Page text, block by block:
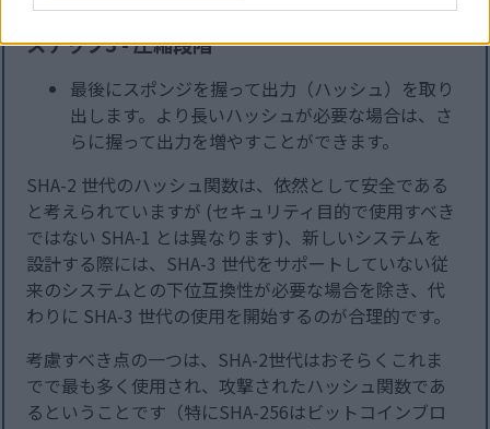
ステップ3 - 圧縮段階
最後にスポンジを握って出力（ハッシュ）を取り
出します。より長いハッシュが必要な場合は、さ
らに握って出力を増やすことができます。
SHA-2 世代のハッシュ関数は、依然として安全である
と考えられていますが (セキュリティ目的で使用すべき
ではない SHA-1 とは異なります)、新しいシステムを
設計する際には、SHA-3 世代をサポートしていない従
来のシステムとの下位互換性が必要な場合を除き、代
わりに SHA-3 世代の使用を開始するのが合理的です。
考慮すべき点の一つは、SHA-2世代はおそらくこれま
でで最も多く使用され、攻撃されたハッシュ関数であ
るということです（特にSHA-256はビットコインブロ